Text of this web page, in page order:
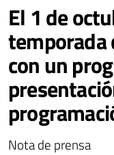
El 1 de
temporada
con un
Nota de prensa